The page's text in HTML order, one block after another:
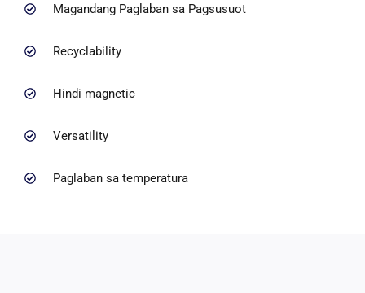
Magandang Paglaban sa Pagsusuot
Recyclability
Hindi magnetic
Versatility
Paglaban sa temperatura